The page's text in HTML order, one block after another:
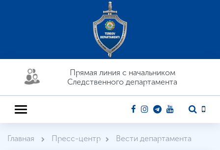
Прямая линия c начальником
Следственного департамента
Главная Пресс-центр Вести департамента